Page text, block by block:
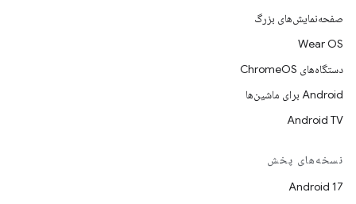
صفحه‌نمایش‌های بزرگ
Wear OS
دستگاه‌های ChromeOS
Android برای ماشین‌ها
Android TV
نسخه‌های پخش
Android 17